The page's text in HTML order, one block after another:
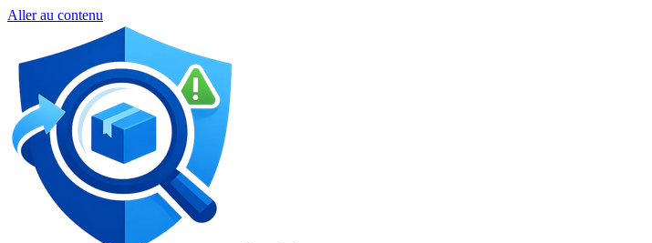
Aller au contenu